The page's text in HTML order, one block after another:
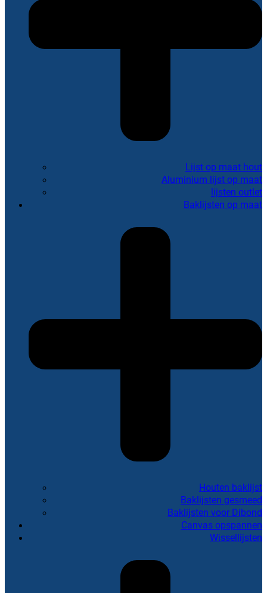
Lijst op maat hout
Aluminium lijst op maat
lijsten outlet
Baklijsten op maat
Houten baklijst
Baklijsten gesmeed
Baklijsten voor Dibond
Canvas opspannen
Wissellijsten